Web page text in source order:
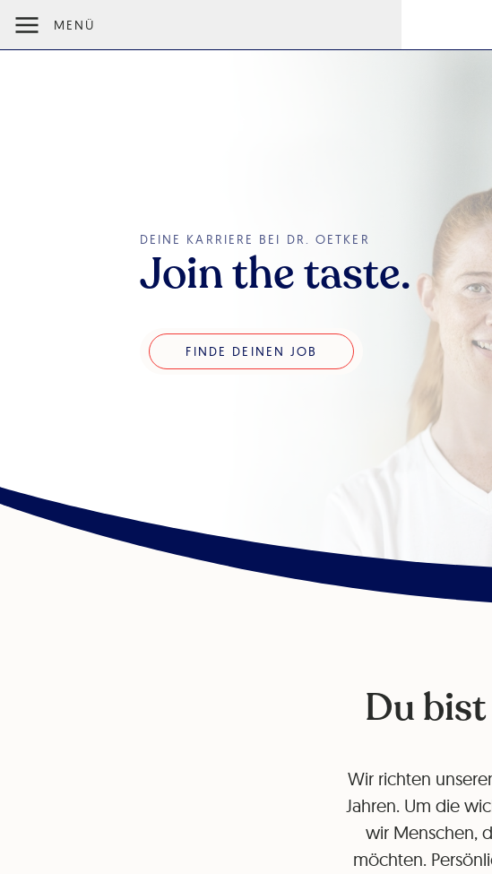
MENÜ
DEINE KARRIERE BEI DR. OETKER
Join the taste.
Finde deinen Job
FINDE DEINEN JOB
Du
Wir richten
Jahren. Um die
wir Menschen,
möchten.